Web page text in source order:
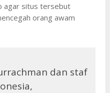
agar situs tersebut
orang awam
dan staf